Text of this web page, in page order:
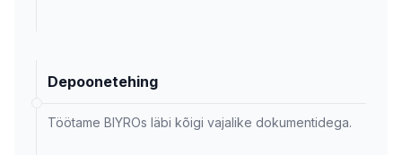
Depoonetehing
Töötame BIYROs läbi kõigi vajalike dokumentidega.